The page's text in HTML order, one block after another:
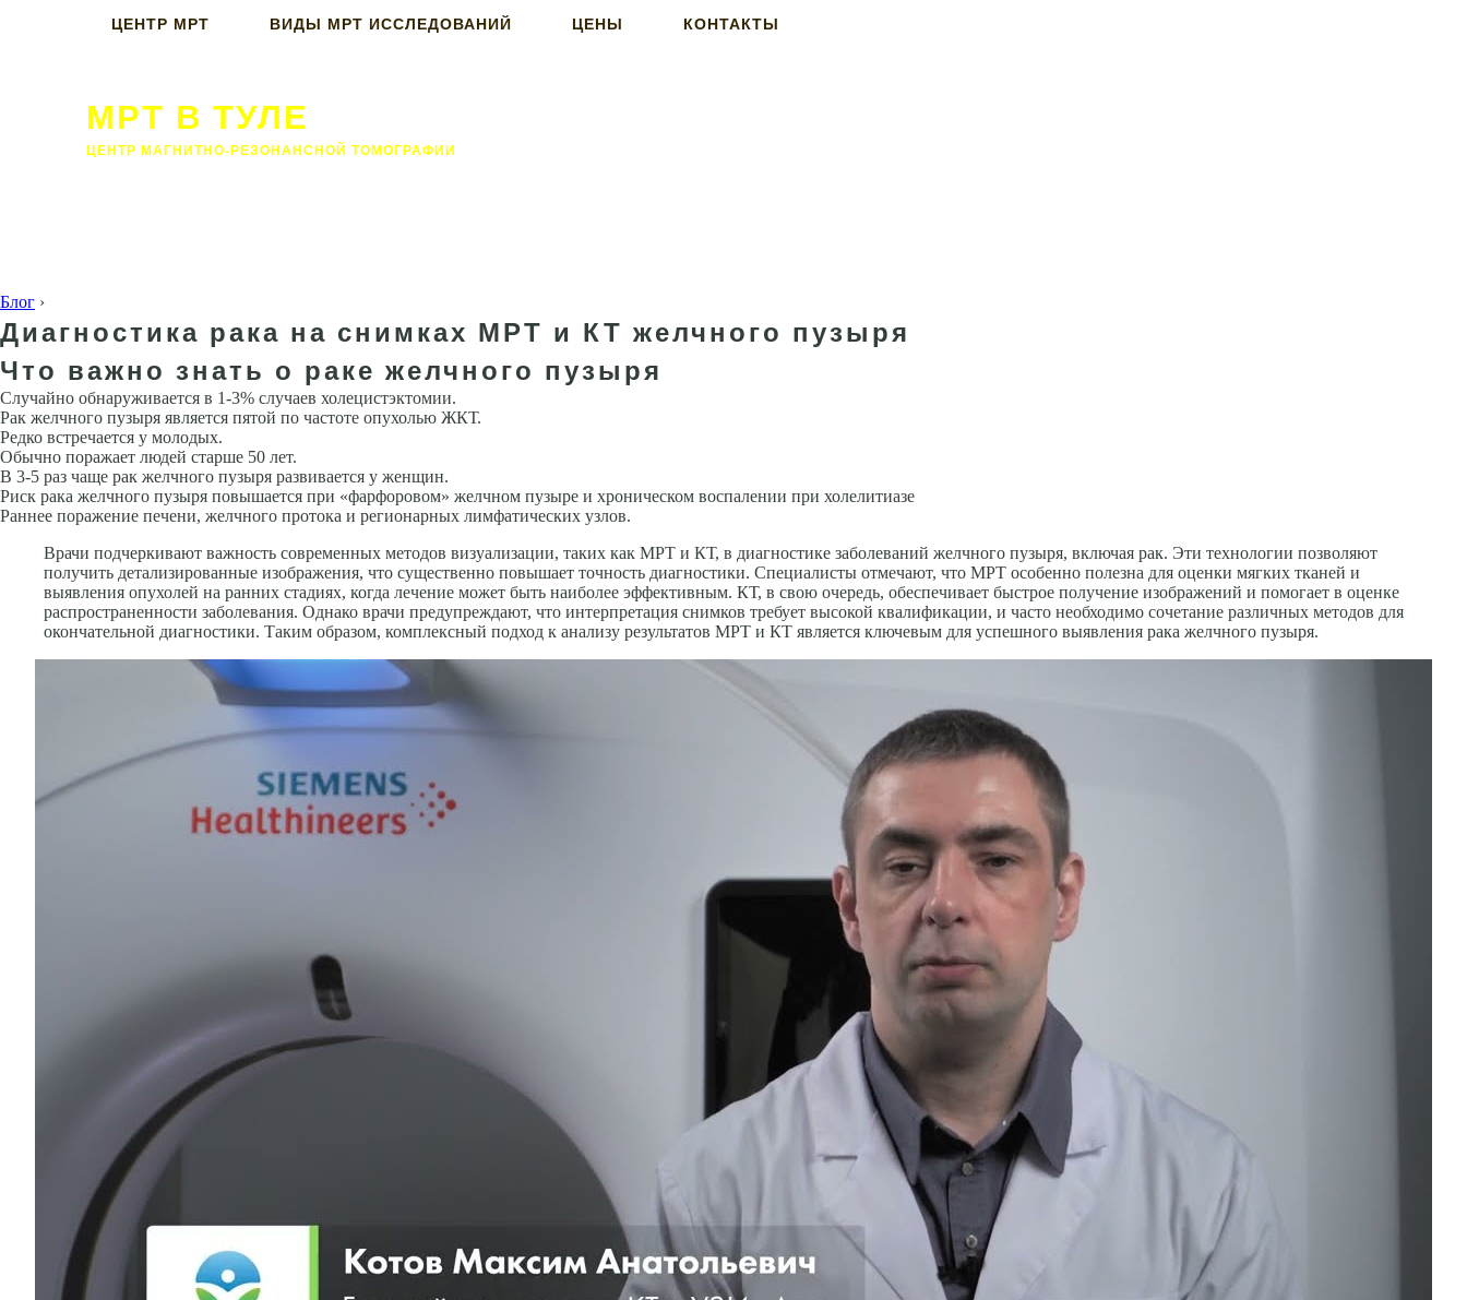
ЦЕНТР МРТ ВИДЫ МРТ ИССЛЕДОВАНИЙ ЦЕНЫ КОНТАКТЫ
МРТ В ТУЛЕ
ЦЕНТР МАГНИТНО-РЕЗОНАНСНОЙ ТОМОГРАФИИ
Блог ›
Диагностика рака на снимках МРТ и КТ желчного пузыря
Что важно знать о раке желчного пузыря
Случайно обнаруживается в 1-3% случаев холецистэктомии.
Рак желчного пузыря является пятой по частоте опухолью ЖКТ.
Редко встречается у молодых.
Обычно поражает людей старше 50 лет.
В 3-5 раз чаще рак желчного пузыря развивается у женщин.
Риск рака желчного пузыря повышается при «фарфоровом» желчном пузыре и хроническом воспалении при холелитиазе
Раннее поражение печени, желчного протока и регионарных лимфатических узлов.
Врачи подчеркивают важность современных методов визуализации, таких как МРТ и КТ, в диагностике заболеваний желчного пузыря, включая рак. Эти технологии позволяют
получить детализированные изображения, что существенно повышает точность диагностики. Специалисты отмечают, что МРТ особенно полезна для оценки мягких тканей и
выявления опухолей на ранних стадиях, когда лечение может быть наиболее эффективным. КТ, в свою очередь, обеспечивает быстрое получение изображений и помогает в оценке
распространенности заболевания. Однако врачи предупреждают, что интерпретация снимков требует высокой квалификации, и часто необходимо сочетание различных методов для
окончательной диагностики. Таким образом, комплексный подход к анализу результатов МРТ и КТ является ключевым для успешного выявления рака желчного пузыря.